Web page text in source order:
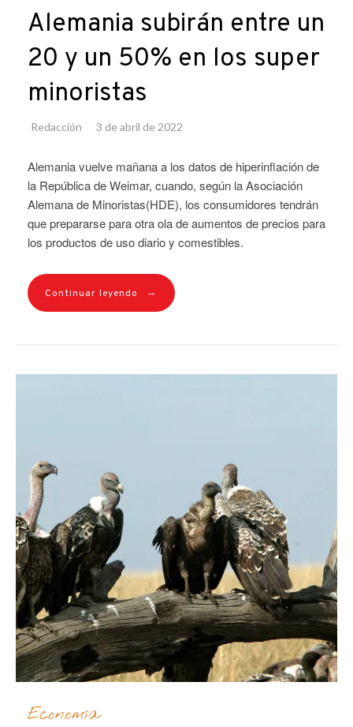
Alemania subirán entre un
20 y un 50% en los super
minoristas
Redacción 3 de abril de 2022
Alemania vuelve mañana a los datos de hiperinflación de
la República de Weimar, cuando, según la Asociación
Alemana de Minoristas(HDE), los consumidores tendrán
que prepararse para otra ola de aumentos de precios para
los productos de uso diario y comestibles.
Continuar leyendo →
Economía